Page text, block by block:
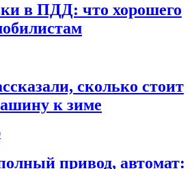
в ПДД: что хорошего
сколько стоит
к зиме
привод, автомат: